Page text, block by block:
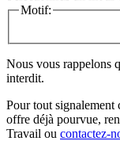
Motif:
Nous vous rappelons
interdit.
Pour tout signalement
offre déjà pourvue,
Travail ou contactez-